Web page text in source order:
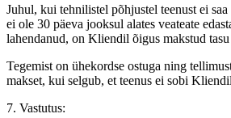
Juhul, kui tehnilistel põhjustel teenust ei
ei ole 30 päeva jooksul alates veateate
lahendanud, on Kliendil õigus makstud tasu
Tegemist on ühekordse ostuga ning
makset, kui selgub, et teenus ei sobi
7. Vastutus: